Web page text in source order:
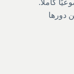
كاملًا.
دورها